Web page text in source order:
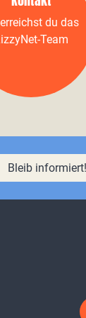
du das
Team
Bleib